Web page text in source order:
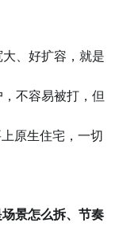
、好扩容，就是
不容易被打，但
原生住宅，一切
景怎么拆、节奏